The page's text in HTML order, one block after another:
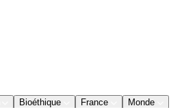
Bioéthique France
Monde